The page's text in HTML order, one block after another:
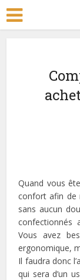
Quand vous
confort afin de
sans aucun
confectionnés
Vous avez
ergonomique,
Il faudra donc
qui sera d’un